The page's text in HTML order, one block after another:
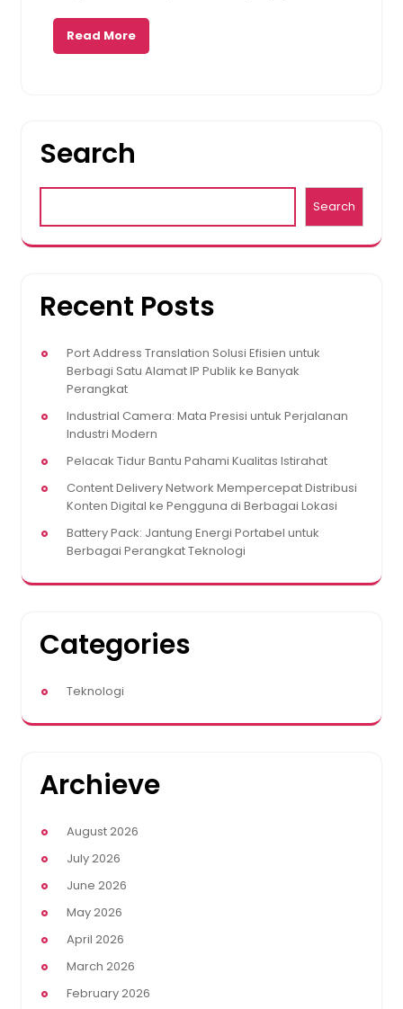
Read More
Search
Search
Recent Posts
Port Address Translation Solusi Efisien untuk
Berbagi Satu Alamat IP Publik ke Banyak
Perangkat
Industrial Camera: Mata Presisi untuk Perjalanan
Industri Modern
Pelacak Tidur Bantu Pahami Kualitas Istirahat
Content Delivery Network Mempercepat Distribusi
Konten Digital ke Pengguna di Berbagai Lokasi
Battery Pack: Jantung Energi Portabel untuk
Berbagai Perangkat Teknologi
Categories
Teknologi
Archieve
August 2026
July 2026
June 2026
May 2026
April 2026
March 2026
February 2026